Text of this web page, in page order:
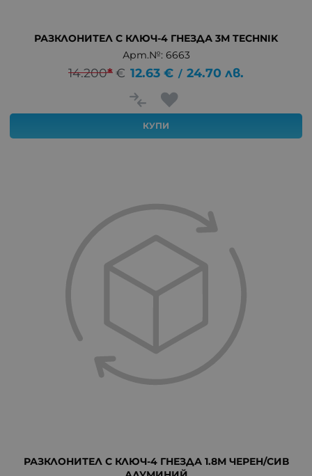
РАЗКЛОНИТЕЛ С КЛЮЧ-4 ГНЕЗДА 3М TECHNIK
Арт.№: 6663
14.200*€ 12.63 € / 24.70 лв.
КУПИ
РАЗКЛОНИТЕЛ С КЛЮЧ-4 ГНЕЗДА 1.8М ЧЕРЕН/СИВ